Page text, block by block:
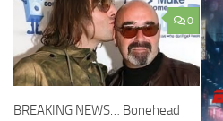
0
BREAKING NEWS… Bonehead